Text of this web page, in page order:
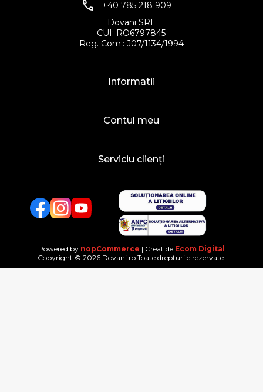
+40 785 218 909
Dovani SRL
CUI: RO6797845
Reg. Com.: J07/1134/1994
Informatii
Contul meu
Serviciu clienți
FacebookTwitterYouTube
Powered by nopCommerce | Creat de Ecom Digital
Copyright © 2026 Dovani.ro.Toate drepturile rezervate.